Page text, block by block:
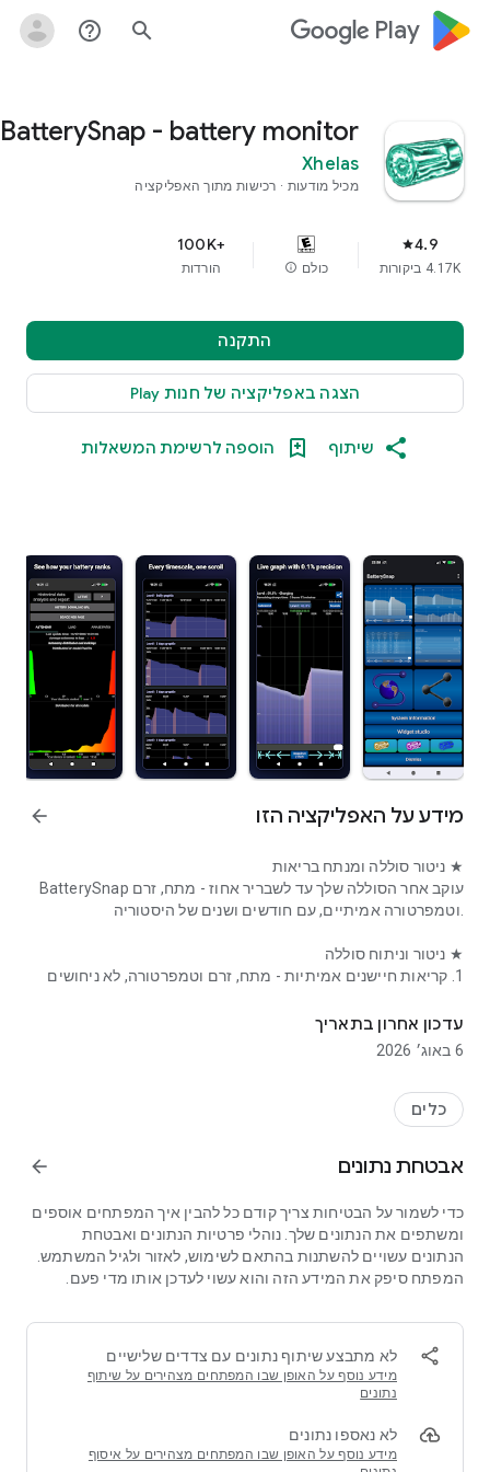
google_logo Play
search
help_outline
BatterySnap - battery monitor
Xhelas
מכיל מודעות רכישות מתוך האפליקציה
4.9
star
4.17K‏ ביקורות כולם info
+100K‏
הורדות
התקנה
הצגה באפליקציה של חנות Play
שיתוף הוספה לרשימת המשאלות
מידע על האפליקציה הזו arrow_forward
★ ניטור סוללה ומנתח בריאות
BatterySnap עוקב אחר הסוללה שלך עד לשבריר אחוז - מתח, זרם
★ ניטור וניתוח סוללה
1. קריאות חיישנים אמיתיות - מתח, זרם וטמפרטורה, לא ניחושים
3. ניטור משפחה, חברים וטלפונים אחרים שלך - קבל התרעות לפני
שטלפון מת
אמת במבט חטוף
6. ייצוא ושיתוף גרפי סוללה
★ 1. קריאות חיישנים אמיתיות
- צריכת חשמל, קצב טעינה ופריקה
★ 2. רמת סוללה נמוכה מאחוז
- ראה את הטעינה בשברי אחוז, לא רק במספרים שלמים
- ראה את רמות הסוללה של המשפחה והחברים שלך במקום אחד
- שמור עין גם על הטלפונים המשניים והטלפונים של העבודה שלך
- קבל התרעות לפני שטלפון מת - של אדם אהוב או של הטלפון
הרזרבי שלך
עדכון אחרון בתאריך
6 באוג׳ 2026
כלים
אבטחת נתונים arrow_forward
כדי לשמור על הבטיחות צריך קודם כל להבין איך המפתחים אוספים
ומשתפים את הנתונים שלך. נוהלי פרטיות הנתונים ואבטחת
הנתונים עשויים להשתנות בהתאם לשימוש, לאזור ולגיל המשתמש.
המפתח סיפק את המידע הזה והוא עשוי לעדכן אותו מדי פעם.
לא מתבצע שיתוף נתונים עם צדדים שלישיים
מידע נוסף על האופן שבו המפתחים מצהירים על שיתוף
נתונים
לא נאספו נתונים
מידע נוסף על האופן שבו המפתחים מצהירים על איסוף